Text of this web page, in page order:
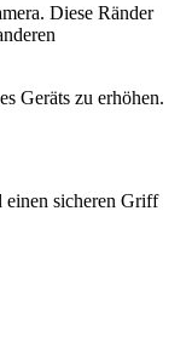
Diese Ränder
Geräts zu erhöhen.
einen sicheren Griff